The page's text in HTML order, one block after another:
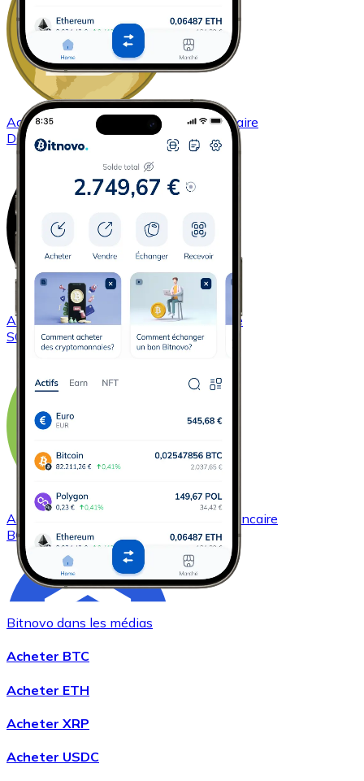
Acheter Dogecoin
avec virement bancaire
DOGE
AcheterSolana
avec virement bancaire
SOL
Acheter
avec virement bancaire
BCH
Acheter Chainlink
LINK
Bitnovo dans les médias
Acheter BTC
Acheter ETH
Acheter XRP
Acheter USDC